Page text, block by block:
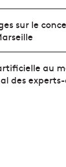
sur le
au
des